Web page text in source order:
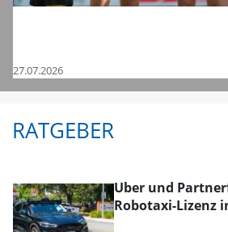
27.07.2026
RATGEBER
Uber und
Robotaxi-Lizenz